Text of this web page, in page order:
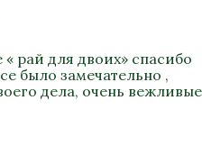
рай для двоих» спасибо
было замечательно ,
дела, очень вежливые